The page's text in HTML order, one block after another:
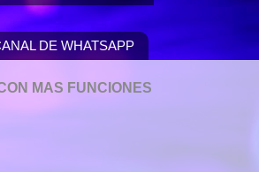
DE WHATSAPP
MAS FUNCIONES